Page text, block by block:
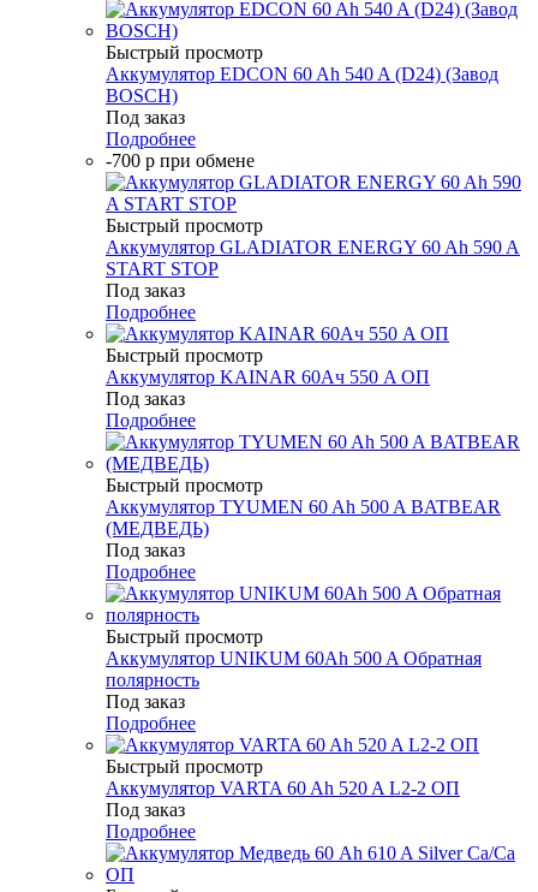
Быстрый просмотр
Аккумулятор EDCON 60 Ah 540 A (D24) (Завод
BOSCH)
Под заказ
Подробнее
-700 р при обмене
Быстрый просмотр
Аккумулятор GLADIATOR ENERGY 60 Ah 590 A
START STOP
Под заказ
Подробнее
Быстрый просмотр
Аккумулятор KAINAR 60Ач 550 A ОП
Под заказ
Подробнее
Быстрый просмотр
Аккумулятор TYUMEN 60 Ah 500 A BATBEAR
(МЕДВЕДЬ)
Под заказ
Подробнее
Быстрый просмотр
Аккумулятор UNIKUM 60Ah 500 A Обратная
полярность
Под заказ
Подробнее
Быстрый просмотр
Аккумулятор VARTA 60 Ah 520 A L2-2 ОП
Под заказ
Подробнее